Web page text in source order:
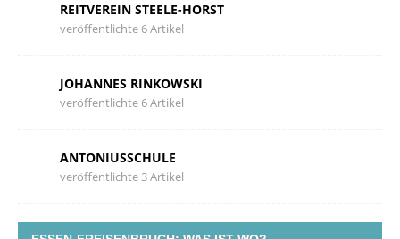
REITVEREIN STEELE-HORST
veröffentlichte 6 Artikel
JOHANNES RINKOWSKI
veröffentlichte 6 Artikel
ANTONIUSSCHULE
veröffentlichte 3 Artikel